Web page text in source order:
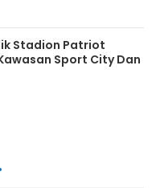
Stadion Patriot
Sport City Dan